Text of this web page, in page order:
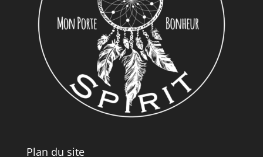
Plan du site